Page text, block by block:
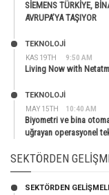
SİEMENS TÜRKİYE,
AVRUPA’YA TAŞIYOR
KAS 19TH 9:50 AM
TEKNOLOJİ
Living Now with
MAY 15TH 10:40 AM
TEKNOLOJİ
Biyometri ve bina
uğrayan operasyonel
SEKTÖRDEN
SEKTÖRDEN